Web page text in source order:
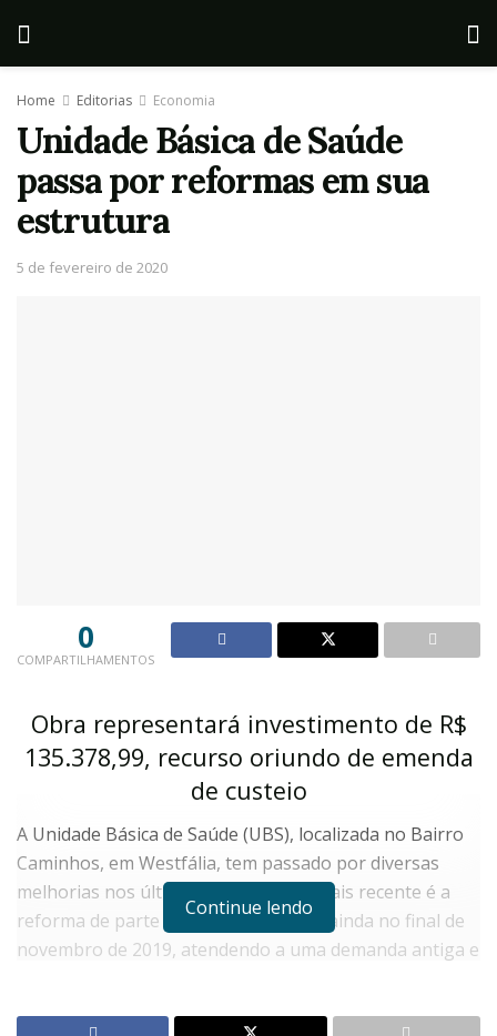
Home Editorias Economia
Unidade Básica de Saúde
passa por reformas em sua
estrutura
5 de fevereiro de 2020
0
COMPARTILHAMENTOS
Obra representará investimento de R$
135.378,99, recurso oriundo de emenda
de custeio
A Unidade Básica de Saúde (UBS), localizada no Bairro
Caminhos, em Westfália, tem passado por diversas
melhorias nos últimos anos. A obra mais recente é a
reforma de parte do telhado, iniciada ainda no final de
novembro de 2019, atendendo a uma demanda antiga e
Continue lendo